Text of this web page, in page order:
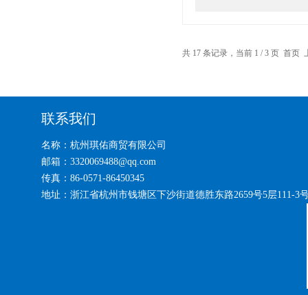
共 17 条记录，当前 1 / 3 页 首页
联系我们
名称：杭州琪佑商贸有限公司
邮箱：3320069488@qq.com
传真：86-0571-86450345
地址：浙江省杭州市钱塘区下沙街道德胜东路2659号5层111-3